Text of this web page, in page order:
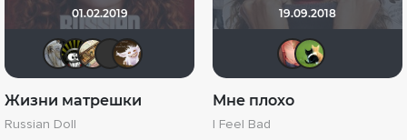
01.02.2019
dustydawn MrBrooks82
Жизни матрешки
Russian Doll
19.09.2018
Мне плохо
I Feel Bad